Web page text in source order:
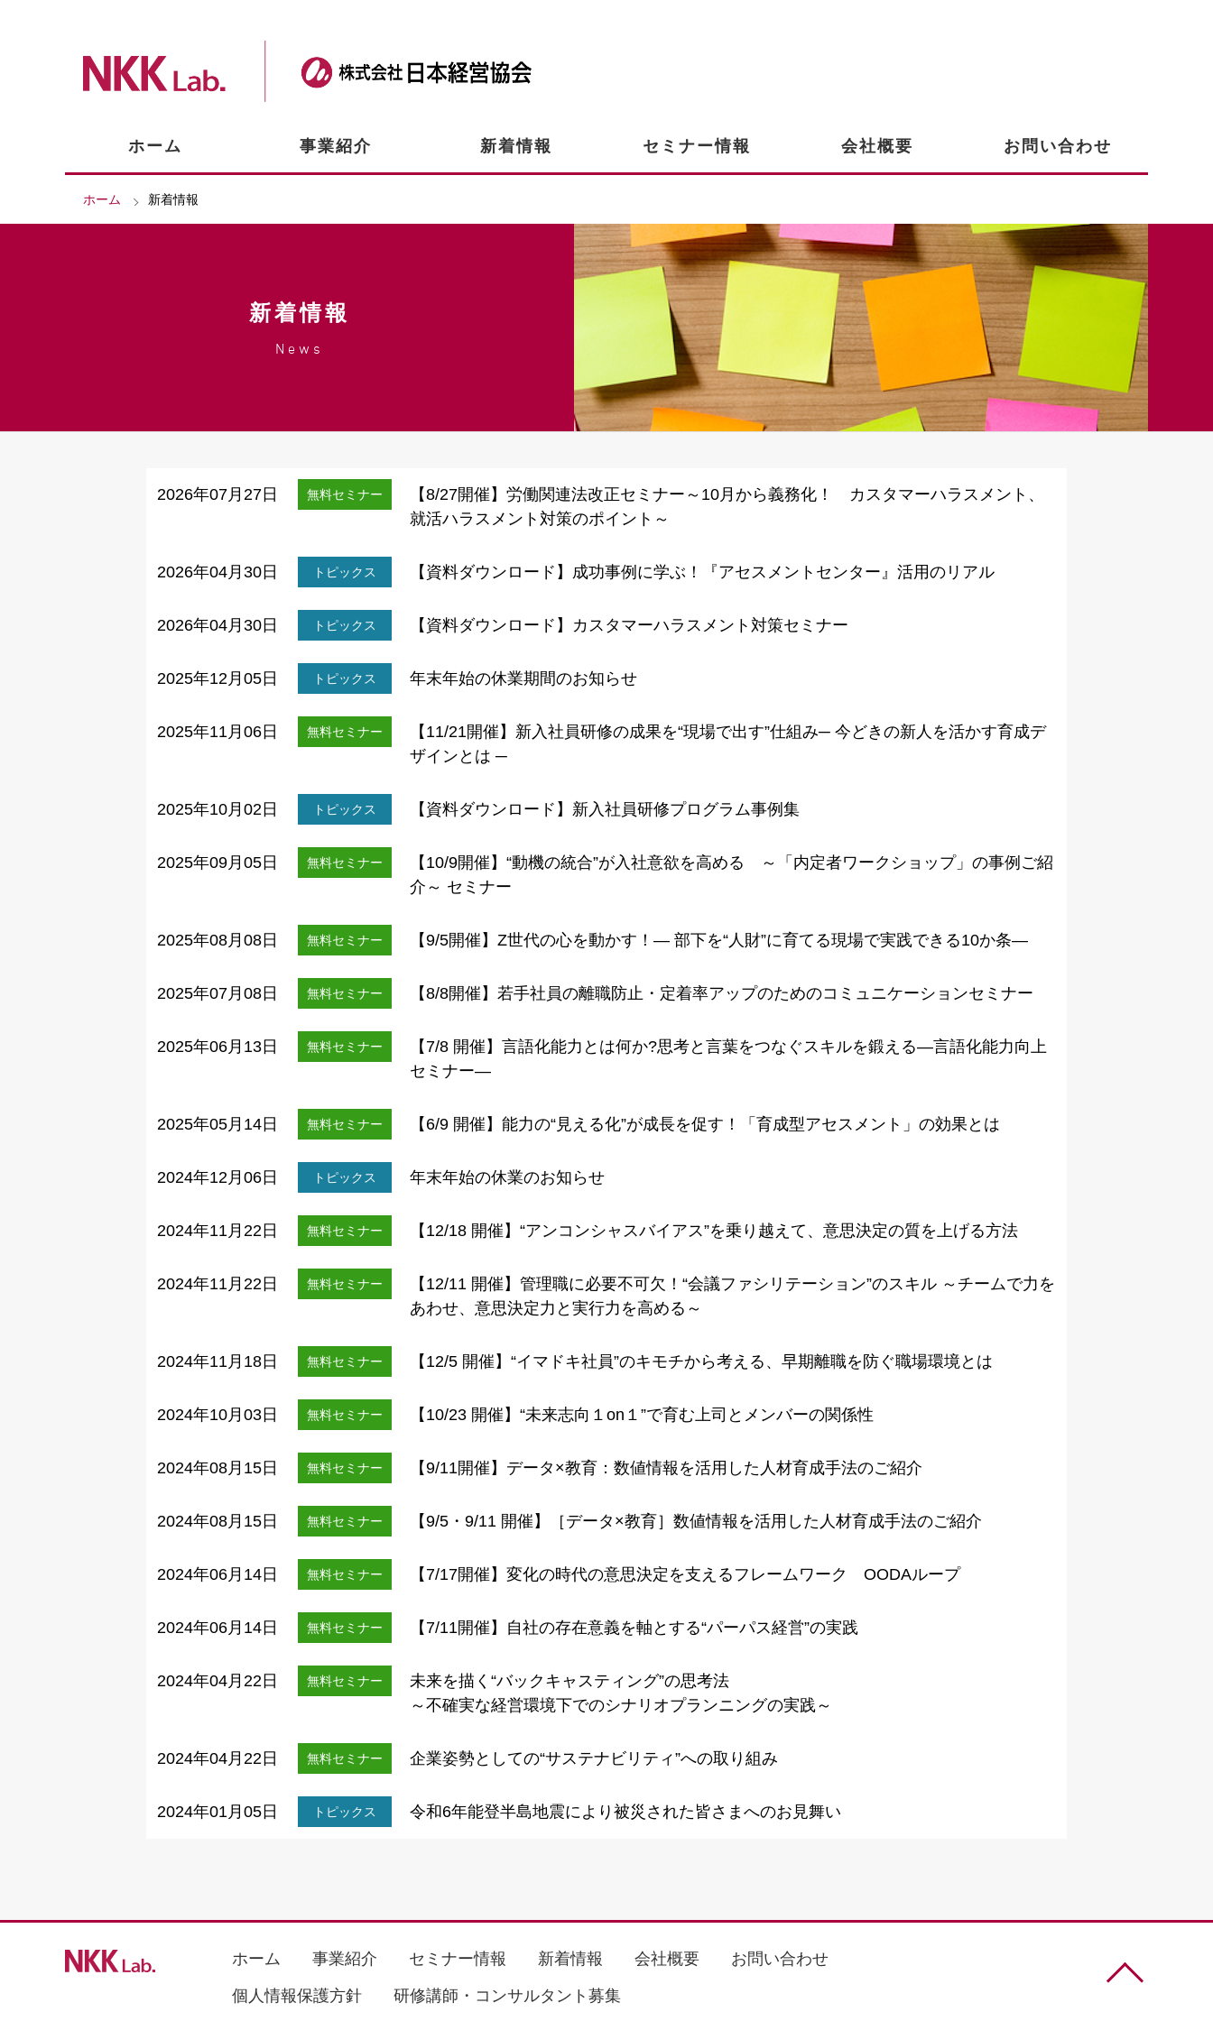
ホーム 事業紹介 新着情報 セミナー情報 会社概要 お問い合わせ
ホーム 新着情報
新着情報
News
2026年07月27日 無料セミナー
【8/27開催】労働関連法改正セミナー～10月から義務化！ カスタマーハラスメント、
就活ハラスメント対策のポイント～
2026年04月30日 トピックス 【資料ダウンロード】成功事例に学ぶ！『アセスメントセンター』活用のリアル
2026年04月30日 トピックス 【資料ダウンロード】カスタマーハラスメント対策セミナー
2025年12月05日 トピックス 年末年始の休業期間のお知らせ
2025年11月06日 無料セミナー
【11/21開催】新入社員研修の成果を“現場で出す”仕組み─ 今どきの新人を活かす育成デ
ザインとは ─
2025年10月02日 トピックス 【資料ダウンロード】新入社員研修プログラム事例集
2025年09月05日 無料セミナー
【10/9開催】“動機の統合”が入社意欲を高める ～「内定者ワークショップ」の事例ご紹
介～ セミナー
2025年08月08日 無料セミナー 【9/5開催】Z世代の心を動かす！— 部下を“人財”に育てる現場で実践できる10か条—
2025年07月08日 無料セミナー 【8/8開催】若手社員の離職防止・定着率アップのためのコミュニケーションセミナー
2025年06月13日 無料セミナー
【7/8 開催】言語化能力とは何か?思考と言葉をつなぐスキルを鍛える—言語化能力向上
セミナー—
2025年05月14日 無料セミナー 【6/9 開催】能力の“見える化”が成長を促す！「育成型アセスメント」の効果とは
2024年12月06日 トピックス 年末年始の休業のお知らせ
2024年11月22日 無料セミナー 【12/18 開催】“アンコンシャスバイアス”を乗り越えて、意思決定の質を上げる方法
2024年11月22日 無料セミナー
【12/11 開催】管理職に必要不可欠！“会議ファシリテーション”のスキル ～チームで力を
あわせ、意思決定力と実行力を高める～
2024年11月18日 無料セミナー 【12/5 開催】“イマドキ社員”のキモチから考える、早期離職を防ぐ職場環境とは
2024年10月03日 無料セミナー 【10/23 開催】“未来志向１on１”で育む上司とメンバーの関係性
2024年08月15日 無料セミナー 【9/11開催】データ×教育：数値情報を活用した人材育成手法のご紹介
2024年08月15日 無料セミナー 【9/5・9/11 開催】［データ×教育］数値情報を活用した人材育成手法のご紹介
2024年06月14日 無料セミナー 【7/17開催】変化の時代の意思決定を支えるフレームワーク OODAループ
2024年06月14日 無料セミナー 【7/11開催】自社の存在意義を軸とする“パーパス経営”の実践
2024年04月22日 無料セミナー
未来を描く“バックキャスティング”の思考法
～不確実な経営環境下でのシナリオプランニングの実践～
2024年04月22日 無料セミナー 企業姿勢としての“サステナビリティ”への取り組み
2024年01月05日 トピックス 令和6年能登半島地震により被災された皆さまへのお見舞い
ホーム 事業紹介 セミナー情報 新着情報 会社概要 お問い合わせ
個人情報保護方針 研修講師・コンサルタント募集